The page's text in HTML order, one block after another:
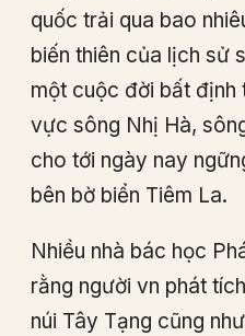
quốc trải qua bao
biến thiên của lịch sử
một cuộc đời bất định
vực sông Nhị Hà,
cho tới ngày nay
bên bờ biển Tiêm La.
Nhiều nhà bác học
rằng người vn phát
núi Tây Tạng cũng